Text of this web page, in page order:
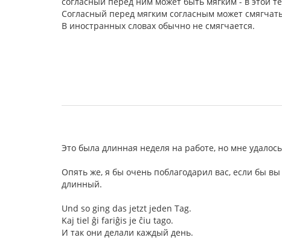
Согласный перед мягким согласным может
В иностранных словах обычно не смягчается.
Это была длинная неделя на работе, но мне
Опять же, я бы очень поблагодарил вас, если бы
длинный.
Und so ging das jetzt jeden Tag.
Kaj tiel ĝi fariĝis je ĉiu tago.
И так они делали каждый день.